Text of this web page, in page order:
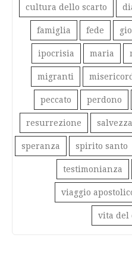
cultura dello scarto
famiglia fede
ipocrisia maria
migranti
peccato perdono
resurrezione salvezza
speranza spirito santo
testimonianza
viaggio
vita del